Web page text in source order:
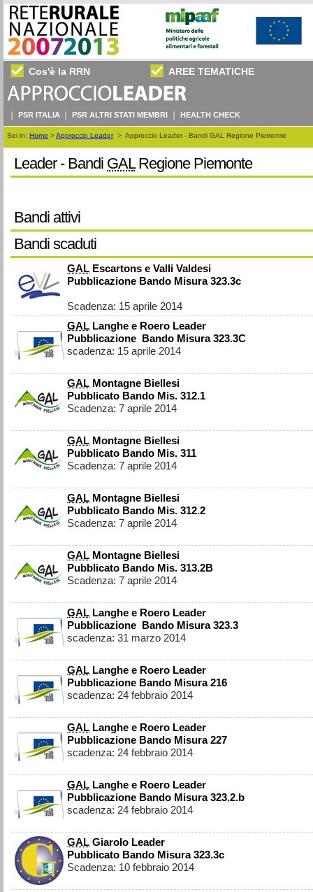
Cos'è la RRN AREE TEMATICHE
PSR ITALIA PSR ALTRI STATI MEMBRI HEALTH CHECK
Sei in: Home >Approccio Leader> Approccio Leader - Bandi GAL Regione Piemonte
Leader - Bandi GALRegione Piemonte
Bandi attivi
Bandi scaduti
GAL Escartons e Valli Valdesi
Pubblicazione Bando Misura 323.3c
Scadenza: 15 aprile 2014
GAL Langhe e Roero Leader
Pubblicazione Bando Misura 323.3C
scadenza: 15 aprile 2014
GAL Montagne Biellesi
Pubblicato Bando Mis. 312.1
Scadenza: 7 aprile 2014
GAL Montagne Biellesi
Pubblicato Bando Mis. 311
Scadenza: 7 aprile 2014
GAL Montagne Biellesi
Pubblicato Bando Mis. 312.2
Scadenza: 7 aprile 2014
GAL Montagne Biellesi
Pubblicato Bando Mis. 313.2B
Scadenza: 7 aprile 2014
GAL Langhe e Roero Leader
Pubblicazione Bando Misura 323.3
scadenza: 31 marzo 2014
GAL Langhe e Roero Leader
Pubblicazione Bando Misura 216
scadenza: 24 febbraio 2014
GAL Langhe e Roero Leader
Pubblicazione Bando Misura 227
scadenza: 24 febbraio 2014
GAL Langhe e Roero Leader
Pubblicazione Bando Misura 323.2.b
scadenza: 24 febbraio 2014
GAL Giarolo Leader
Pubblicato Bando Misura 323.3c
Scadenza: 10 febbraio 2014